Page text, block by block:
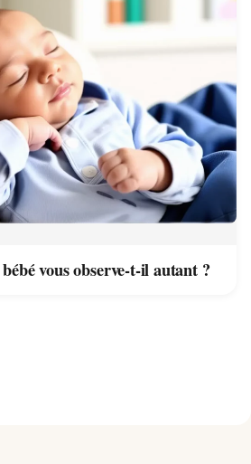
vous observe-t-il autant ?